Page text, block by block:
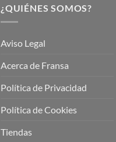
¿QUIÉNES SOMOS?
Aviso Legal
Acerca de Fransa
Política de Privacidad
Política de Cookies
Tiendas